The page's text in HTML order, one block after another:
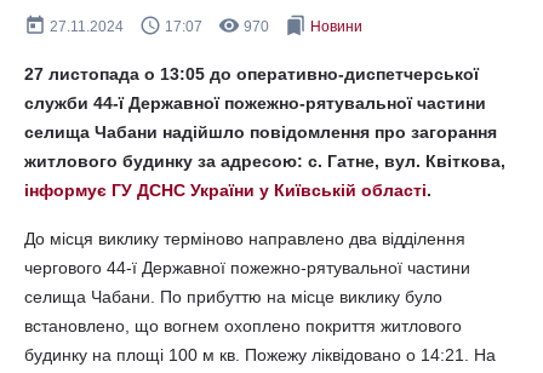
today 27.11.2024 query_builder 17:07 remove_red_eye 970 bookmarks Новини
27 листопада о 13:05 до оперативно-диспетчерської
служби 44-ї Державної пожежно-рятувальної частини
селища Чабани надійшло повідомлення про загорання
житлового будинку за адресою: с. Гатне, вул. Квіткова,
інформує ГУ ДСНС України у Київській області.
До місця виклику терміново направлено два відділення
чергового 44-ї Державної пожежно-рятувальної частини
селища Чабани. По прибуттю на місце виклику було
встановлено, що вогнем охоплено покриття житлового
будинку на площі 100 м кв. Пожежу ліквідовано о 14:21. На